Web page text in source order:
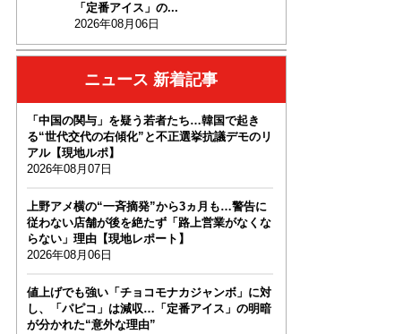
「定番アイス」の...
2026年08月06日
ニュース 新着記事
「中国の関与」を疑う若者たち…韓国で起き
る“世代交代の右傾化”と不正選挙抗議デモのリ
アル【現地ルポ】
2026年08月07日
上野アメ横の“一斉摘発”から3ヵ月も…警告に
従わない店舗が後を絶たず「路上営業がなくな
らない」理由【現地レポート】
2026年08月06日
値上げでも強い「チョコモナカジャンボ」に対
し、「パピコ」は減収…「定番アイス」の明暗
が分かれた“意外な理由”